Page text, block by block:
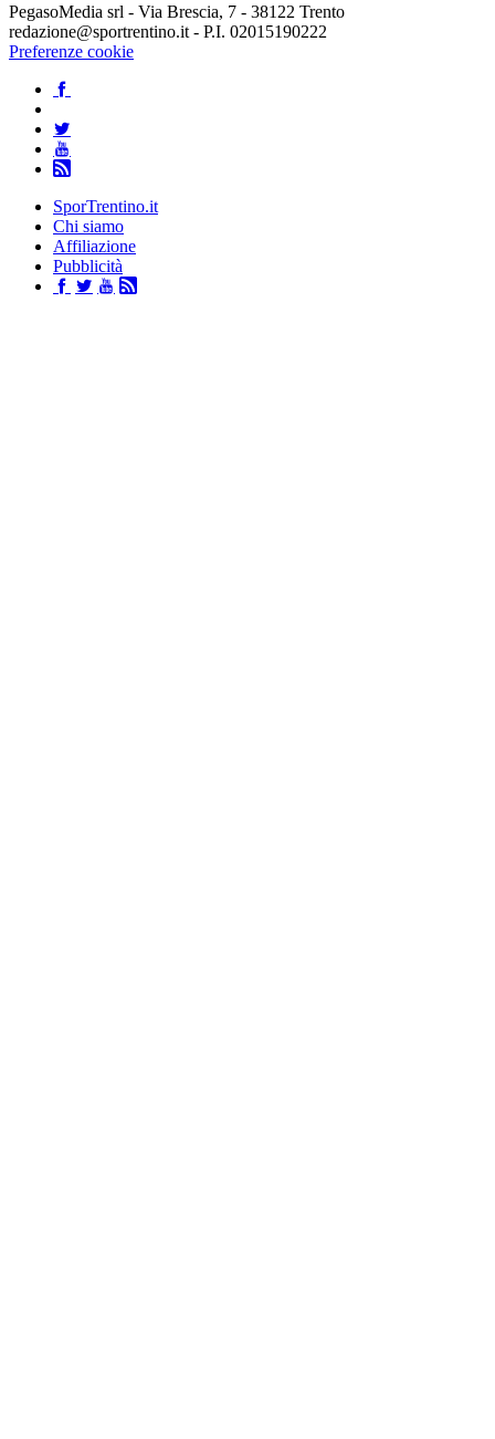
PegasoMedia srl - Via Brescia, 7 - 38122 Trento
redazione@sportrentino.it - P.I. 02015190222
Preferenze cookie
SporTrentino.it
Chi siamo
Affiliazione
Pubblicità